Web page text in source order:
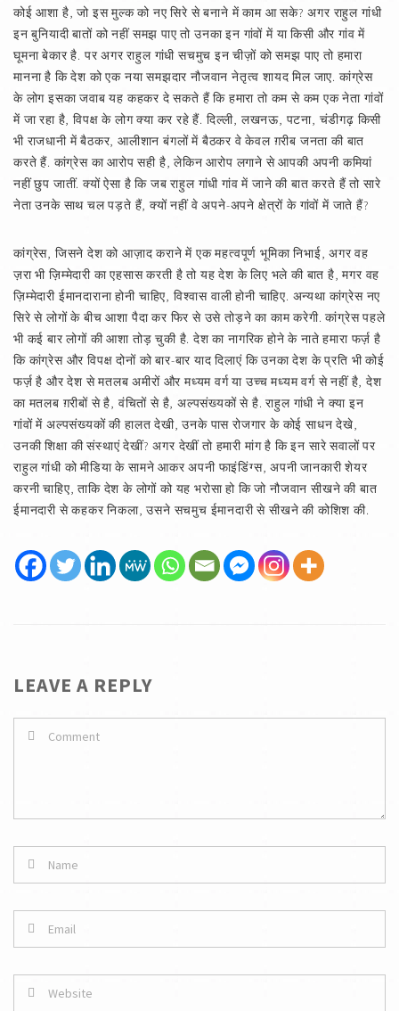
कोई आशा है, जो इस मुल्क को नए सिरे से बनाने में काम आ सके? अगर राहुल गांधी
इन बुनियादी बातों को नहीं समझ पाए तो उनका इन गांवों में या किसी और गांव में
घूमना बेकार है. पर अगर राहुल गांधी सचमुच इन चीज़ों को समझ पाए तो हमारा
मानना है कि देश को एक नया समझदार नौजवान नेतृत्व शायद मिल जाए. कांग्रेस
के लोग इसका जवाब यह कहकर दे सकते हैं कि हमारा तो कम से कम एक नेता गांवों
में जा रहा है, विपक्ष के लोग क्या कर रहे हैं. दिल्ली, लखनऊ, पटना, चंडीगढ़ किसी
भी राजधानी में बैठकर, आलीशान बंगलों में बैठकर वे केवल ग़रीब जनता की बात
करते हैं. कांग्रेस का आरोप सही है, लेकिन आरोप लगाने से आपकी अपनी कमियां
नहीं छुप जातीं. क्यों ऐसा है कि जब राहुल गांधी गांव में जाने की बात करते हैं तो सारे
नेता उनके साथ चल पड़ते हैं, क्यों नहीं वे अपने-अपने क्षेत्रों के गांवों में जाते हैं?
कांग्रेस, जिसने देश को आज़ाद कराने में एक महत्वपूर्ण भूमिका निभाई, अगर वह
ज़रा भी ज़िम्मेदारी का एहसास करती है तो यह देश के लिए भले की बात है, मगर वह
ज़िम्मेदारी ईमानदाराना होनी चाहिए, विश्वास वाली होनी चाहिए. अन्यथा कांग्रेस नए
सिरे से लोगों के बीच आशा पैदा कर फिर से उसे तोड़ने का काम करेगी. कांग्रेस पहले
भी कई बार लोगों की आशा तोड़ चुकी है. देश का नागरिक होने के नाते हमारा फर्ज़ है
कि कांग्रेस और विपक्ष दोनों को बार-बार याद दिलाएं कि उनका देश के प्रति भी कोई
फर्ज़ है और देश से मतलब अमीरों और मध्यम वर्ग या उच्च मध्यम वर्ग से नहीं है, देश
का मतलब ग़रीबों से है, वंचितों से है, अल्पसंख्यकों से है. राहुल गांधी ने क्या इन
गांवों में अल्पसंख्यकों की हालत देखी, उनके पास रोजगार के कोई साधन देखे,
उनकी शिक्षा की संस्थाएं देखीं? अगर देखीं तो हमारी मांग है कि इन सारे सवालों पर
राहुल गांधी को मीडिया के सामने आकर अपनी फाइंडिंग्स, अपनी जानकारी शेयर
करनी चाहिए, ताकि देश के लोगों को यह भरोसा हो कि जो नौजवान सीखने की बात
ईमानदारी से कहकर निकला, उसने सचमुच ईमानदारी से सीखने की कोशिश की.
LEAVE A REPLY